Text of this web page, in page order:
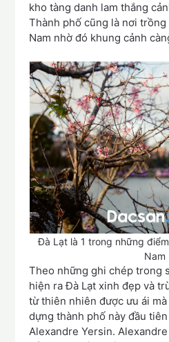
kho tàng danh lam thắng
Thành phố cũng là nơi
Nam nhờ đó khung cảnh
Đà Lạt là 1 trong những
Nam
Theo những ghi chép trong
hiện ra Đà Lạt xinh đẹp và
từ thiên nhiên được ưu ái
dựng thành phố này đầu
Alexandre Yersin.